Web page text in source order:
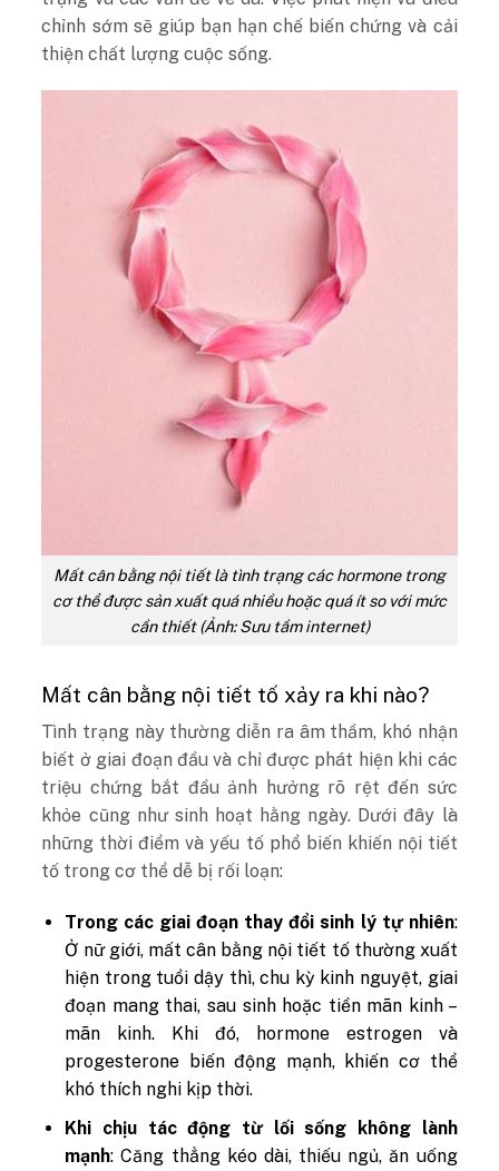
chỉnh sớm sẽ giúp bạn hạn chế biến chứng và cải
thiện chất lượng cuộc sống.
Mất cân bằng nội tiết là tình trạng các hormone trong
cơ thể được sản xuất quá nhiều hoặc quá ít so với mức
cần thiết (Ảnh: Sưu tầm internet)
Mất cân bằng nội tiết tố xảy ra khi nào?
Tình trạng này thường diễn ra âm thầm, khó nhận
biết ở giai đoạn đầu và chỉ được phát hiện khi các
triệu chứng bắt đầu ảnh hưởng rõ rệt đến sức
khỏe cũng như sinh hoạt hằng ngày. Dưới đây là
những thời điểm và yếu tố phổ biến khiến nội tiết
tố trong cơ thể dễ bị rối loạn:
Trong các giai đoạn thay đổi sinh lý tự nhiên:
Ở nữ giới, mất cân bằng nội tiết tố thường xuất
hiện trong tuổi dậy thì, chu kỳ kinh nguyệt, giai
đoạn mang thai, sau sinh hoặc tiền mãn kinh –
mãn kinh. Khi đó, hormone estrogen và
progesterone biến động mạnh, khiến cơ thể
khó thích nghi kịp thời.
Khi chịu tác động từ lối sống không lành
mạnh:Căng thẳng kéo dài, thiếu ngủ, ăn uống